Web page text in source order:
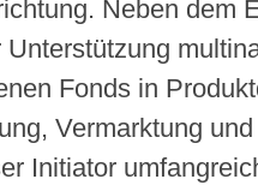
Neben dem
Unterstützung
Fonds in
Vermarktung
Initiator